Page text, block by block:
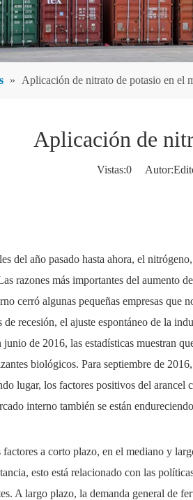
» Aplicación de nitrato de potasio en el
Aplicación de
Vistas:0
del año pasado hasta ahora, el
razones más importantes del aumento
cerró algunas pequeñas empresas que
de recesión, el ajuste espontáneo de la
de 2016, las estadísticas muestran
biológicos. Para septiembre de
lugar, los factores positivos del
interno también se están
factores a corto plazo, en el mediano y
esto está relacionado con las
A largo plazo, la demanda general de